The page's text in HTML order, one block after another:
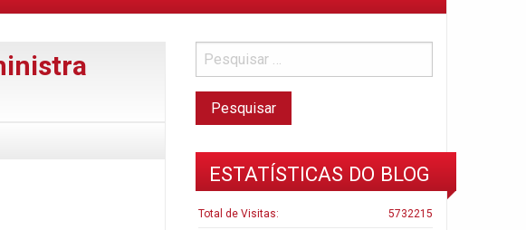
ESTATÍSTICAS DO BLOG
5732215
Total de Visitas: